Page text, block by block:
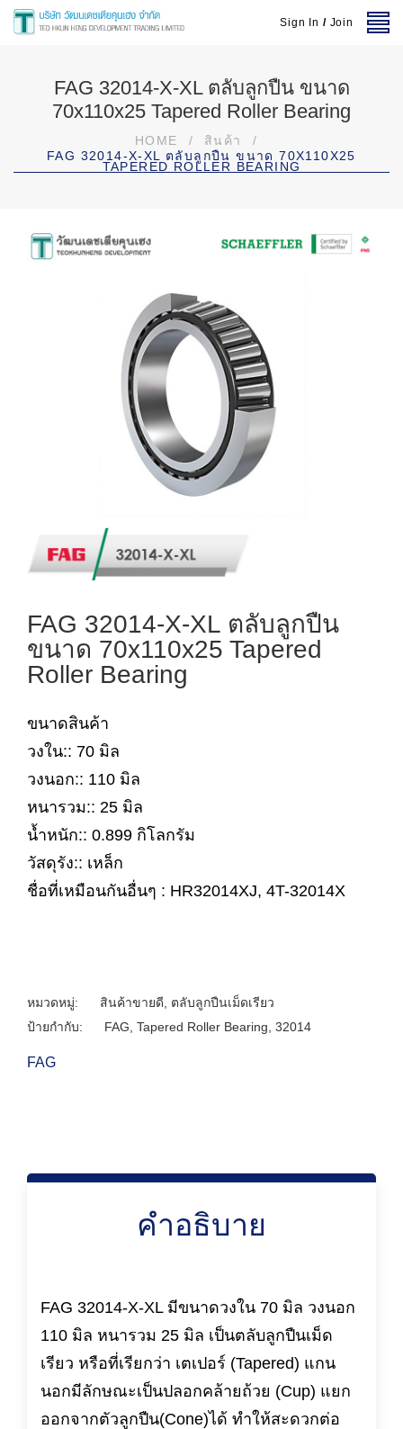
Sign In / Join
FAG 32014-X-XL ตลับลูกปืน ขนาด
70x110x25 Tapered Roller Bearing
HOME / สินค้า
/
FAG 32014-X-XL ตลับลูกปืน ขนาด 70X110X25
TAPERED ROLLER BEARING
FAG 32014-X-XL ตลับลูกปืน
ขนาด 70x110x25 Tapered
Roller Bearing
ขนาดสินค้า
วงใน:: 70 มิล
วงนอก:: 110 มิล
หนารวม:: 25 มิล
น้ำหนัก:: 0.899 กิโลกรัม
วัสดุรัง:: เหล็ก
ชื่อที่เหมือนกันอื่นๆ : HR32014XJ, 4T-32014X
หมวดหมู่: สินค้าขายดี
ตลับลูกปืนเม็ดเรียว
ป้ายกำกับ:
FAG Tapered Roller Bearing 32014
FAG
คำอธิบาย
FAG 32014-X-XL มีขนาดวงใน 70 มิล วงนอก
110 มิล หนารวม 25 มิล เป็นตลับลูกปืนเม็ด
เรียว หรือที่เรียกว่า เตเปอร์ (Tapered) แกน
นอกมีลักษณะเป็นปลอกคล้ายถ้วย (Cup) แยก
ออกจากตัวลูกปืน(Cone)ได้ ทำให้สะดวกต่อ